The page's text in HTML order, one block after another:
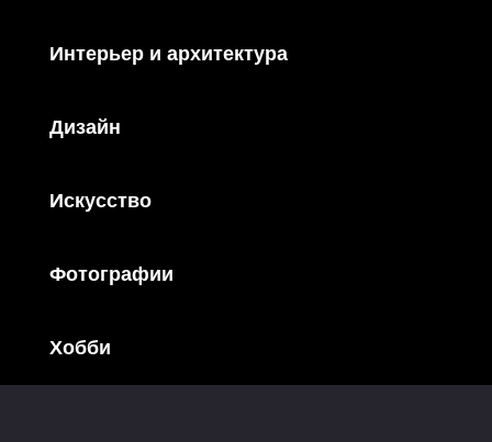
Интерьер и архитектура
Дизайн
Искусство
Фотографии
Хобби